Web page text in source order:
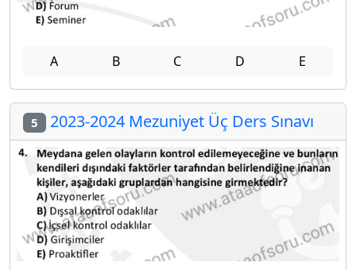
A B C D E
5 2023-2024 Mezuniyet Üç Ders Sınavı